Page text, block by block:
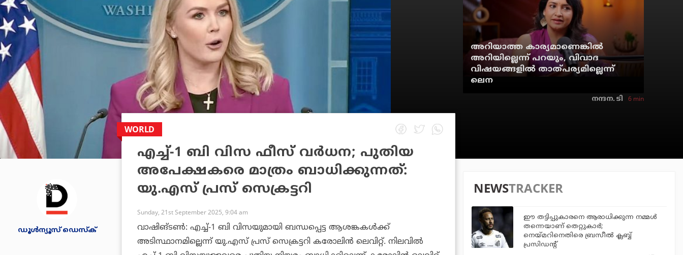
അറിയാത്ത കാര്യമാണെങ്കിൽ
അറിയില്ലെന്ന് പറയും, വിവാദ
വിഷയങ്ങളിൽ താത്പര്യമില്ലെന്ന്
ലെന
നന്ദന. ടി 6 min
ഡൂള്‍ന്യൂസ് ഡെസ്‌ക്
WORLD
എച്ച്-1 ബി വിസ ഫീസ് വര്‍ധന; പുതിയ
അപേക്ഷകരെ മാത്രം ബാധിക്കുന്നത്:
യു.എസ് പ്രസ് സെക്രട്ടറി
Sunday, 21st September 2025, 9:04 am
വാഷിങ്ടണ്‍: എച്ച്-1 ബി വിസയുമായി ബന്ധപ്പെട്ട ആശങ്കകൾക്ക്
അടിസ്ഥാനമില്ലെന്ന് യു.എസ് പ്രസ് സെക്രട്ടറി കരോലിന്‍ ലെവിറ്റ്. നിലവില്‍
NEWSTRACKER
ഈ തട്ടിപ്പുകാരനെ ആരാധിക്കുന്ന നമ്മള്‍
തന്നെയാണ് തെറ്റുകാര്‍;
നെയ്മറിനെതിരെ ബ്രസീല്‍ ക്ലബ്ബ്
പ്രസിഡന്റ്